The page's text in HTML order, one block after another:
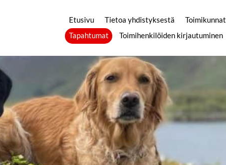
Etusivu Tietoa yhdistyksestä Toimikunnat
Tapahtumat
Toimihenkilöiden kirjautuminen